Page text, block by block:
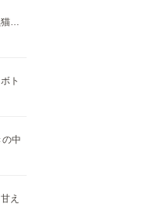
猫…
ト
中
え